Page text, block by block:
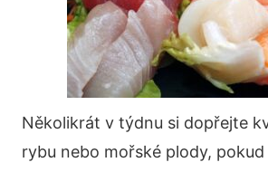
Několikrát v týdnu si dopřejte
rybu nebo mořské plody,